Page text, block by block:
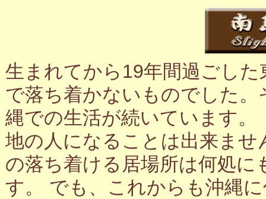
生まれてから19年間過ごし
で落ち着かないものでした
縄での生活が続いています
地の人になることは出来ま
の落ち着ける居場所は何処
す。 でも、これからも沖縄